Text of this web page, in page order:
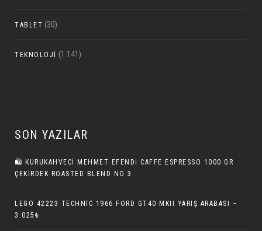
TABLET (30)
TEKNOLOJI (1.141)
SON YAZILAR
🛍️ KURUKAHVECI MEHMET EFENDI CAFFE ESPRESSO 1000 GR
ÇEKIRDEK ROASTED BLEND NO 3
LEGO 42223 TECHNIC 1966 FORD GT40 MKII YARIŞ ARABASI –
3.025₺